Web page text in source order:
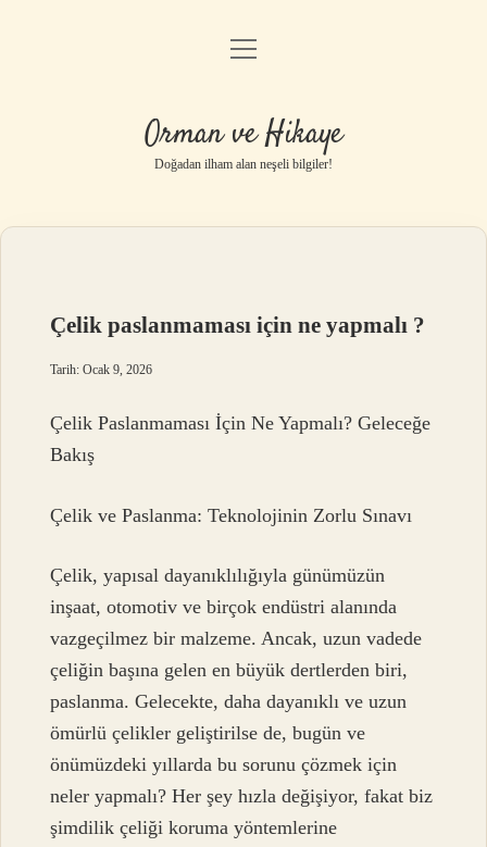
Anasayfa
Yasal Uyarı
menüyü
Orman ve Hikaye
Doğadan ilham alan neşeli bilgiler!
Çelik paslanmaması için ne yapmalı ?
Tarih: Ocak 9, 2026
Çelik Paslanmaması İçin Ne Yapmalı? Geleceğe
Bakış
Çelik ve Paslanma: Teknolojinin Zorlu Sınavı
Çelik, yapısal dayanıklılığıyla günümüzün
inşaat, otomotiv ve birçok endüstri alanında
vazgeçilmez bir malzeme. Ancak, uzun vadede
çeliğin başına gelen en büyük dertlerden biri,
paslanma. Gelecekte, daha dayanıklı ve uzun
ömürlü çelikler geliştirilse de, bugün ve
önümüzdeki yıllarda bu sorunu çözmek için
neler yapmalı? Her şey hızla değişiyor, fakat biz
şimdilik çeliği koruma yöntemlerine